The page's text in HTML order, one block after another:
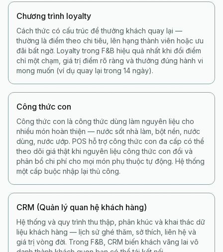
Chương trình loyalty
Cách thức có cấu trúc để thưởng khách quay lại —
thường là điểm theo chi tiêu, lên hạng thành viên hoặc ưu
đãi bất ngờ. Loyalty trong F&B hiệu quả nhất khi đổi điểm
chỉ một chạm, giá trị điểm rõ ràng và thưởng đúng hành vi
mong muốn (ví dụ quay lại trong 14 ngày).
Công thức con
Công thức con là công thức dùng làm nguyên liệu cho
nhiều món hoàn thiện — nước sốt nhà làm, bột nền, nước
dùng, nước ướp. POS hỗ trợ công thức con đa cấp có thể
theo dõi giá thật khi nguyên liệu công thức con đổi và
phân bổ chi phí cho mọi món phụ thuộc tự động. Hệ thống
một cấp buộc nhập lại thủ công.
CRM (Quản lý quan hệ khách hàng)
Hệ thống và quy trình thu thập, phân khúc và khai thác dữ
liệu khách hàng — lịch sử ghé thăm, sở thích, liên hệ và
giá trị vòng đời. Trong F&B, CRM biến khách vãng lai vô